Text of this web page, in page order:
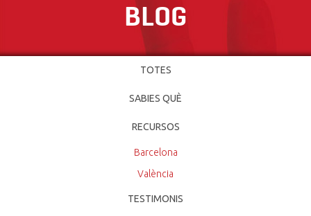
BLOG
TOTES
SABIES QUÈ
RECURSOS
Barcelona
València
TESTIMONIS